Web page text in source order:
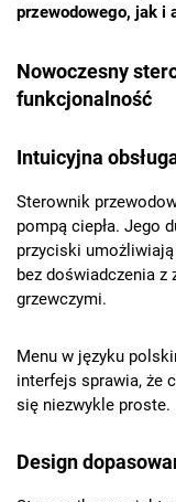
przewodowego, jak i
Nowoczesny
funkcjonalność
Intuicyjna
Sterownik
pompą ciepła. Jego
przyciski
bez doświadczenia z
grzewczymi.
Menu w języku
interfejs sprawia, że
się niezwykle proste.
Design